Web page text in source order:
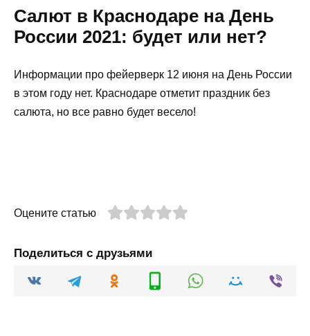
Салют в Краснодаре на День
России 2021: будет или нет?
Информации про фейерверк 12 июня на День России
в этом году нет. Краснодаре отметит праздник без
салюта, но все равно будет весело!
Оцените статью
Поделиться с друзьями